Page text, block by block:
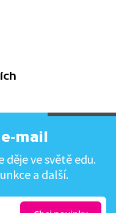
mail
děje ve světě edu.
a další.